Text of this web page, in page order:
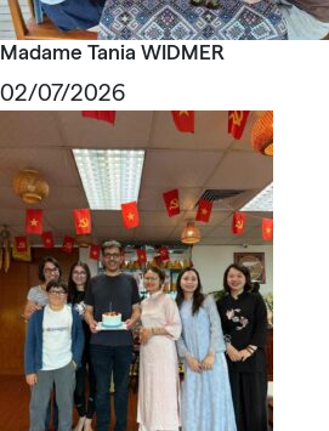
Madame Tania WIDMER
02/07/2026